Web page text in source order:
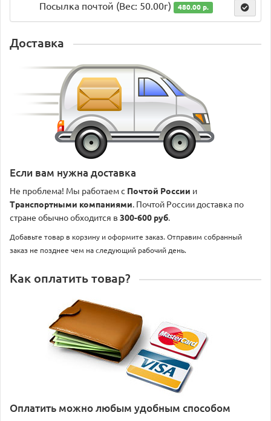
Посылка почтой (Вес: 50.00г) 480.00 р.
Доставка
Если вам нужна доставка
Не проблема! Мы работаем с Почтой России и
Транспортными компаниями. Почтой России доставка по
стране обычно обходится в 300-600 руб.
Добавьте товар в корзину и оформите заказ. Отправим собранный
заказ не позднее чем на следующий рабочий день.
Как оплатить товар?
Оплатить можно любым удобным способом